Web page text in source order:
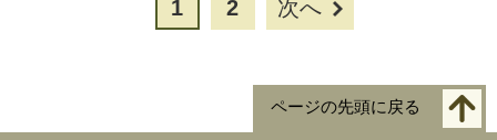
1 2 次へ
ページの先頭に戻る